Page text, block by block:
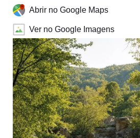
Abrir no Google Maps
Ver no Google Imagens